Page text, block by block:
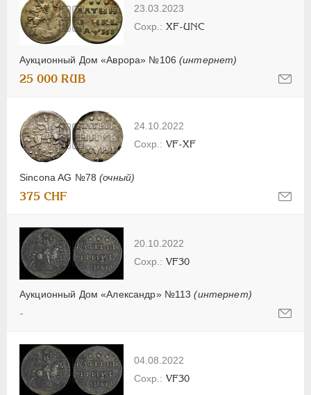
23.03.2023
Аукционный Дом «Аврора» №106(интернет)
XF-UNC
25 000 RUB
24.10.2022
Sincona AG №78(очный)
VF-XF
375 CHF
20.10.2022
Аукционный Дом «Александр» №113(интернет)
VF30
-
04.08.2022
VF30